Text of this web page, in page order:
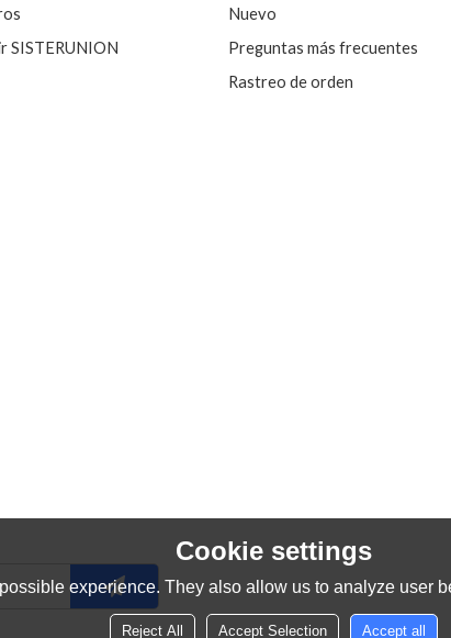
SISTERUNION
Nuevo
Preguntas más frecuentes
Rastreo de orden
Cookie settings
experience. They also allow us to analyze user
Reject All Accept Selection Accept all